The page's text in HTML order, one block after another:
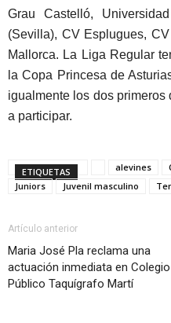
Grau Castelló,
(Sevilla), CV Esplugues,
Mallorca. La Liga Regular
la Copa Princesa de
igualmente los dos
a participar.
ETIQUETAS alevines
Juniors
Juvenil masculino
Artículo anterior
Maria José Pla reclama una
actuación inmediata en Colegio
Público Taquígrafo Martí